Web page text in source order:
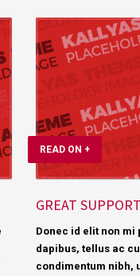
READ ON +
GREAT SUPPORT
Donec id elit non mi
dapibus, tellus ac
condimentum nibh,